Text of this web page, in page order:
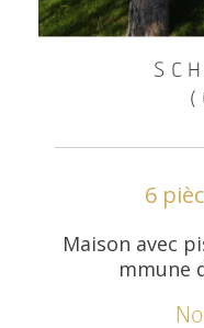
6
Maison avec
mmune